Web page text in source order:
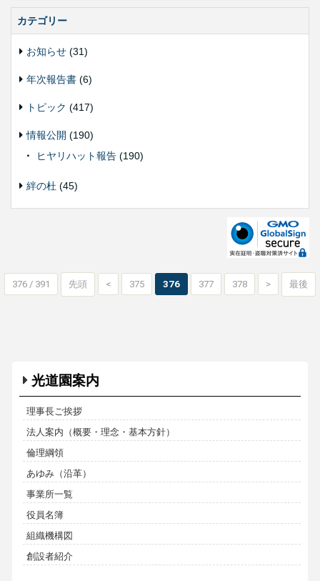
カテゴリー
お知らせ (31)
年次報告書 (6)
トピック (417)
情報公開 (190)
ヒヤリハット報告 (190)
絆の杜 (45)
376 / 391 先頭 < 375 376 377 378 > 最後
光道園案内
理事長ご挨拶
法人案内（概要・理念・基本方針）
倫理綱領
あゆみ（沿革）
事業所一覧
役員名簿
組織機構図
創設者紹介